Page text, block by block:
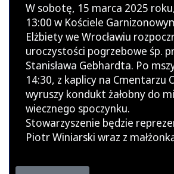
W sobotę, 15 marca 2025
13:00 w Kościele
Elżbiety we Wrocławiu
uroczystości pogrzebowe śp.
Stanisława Gebhardta. Po
14:30, z kaplicy na Cmentarzu
wyruszy kondukt żałobny do
wiecznego spoczynku.
Stowarzyszenie będzie
Piotr Winiarski wraz z